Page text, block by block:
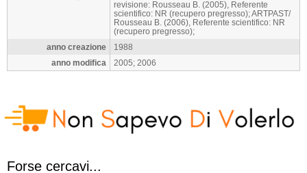
revisione: Rousseau B. (2005), Referente
scientifico: NR (recupero pregresso); ARTPAST/
Rousseau B. (2006), Referente scientifico: NR
(recupero pregresso);
anno creazione
1988
anno modifica
2005; 2006
Forse cercavi...